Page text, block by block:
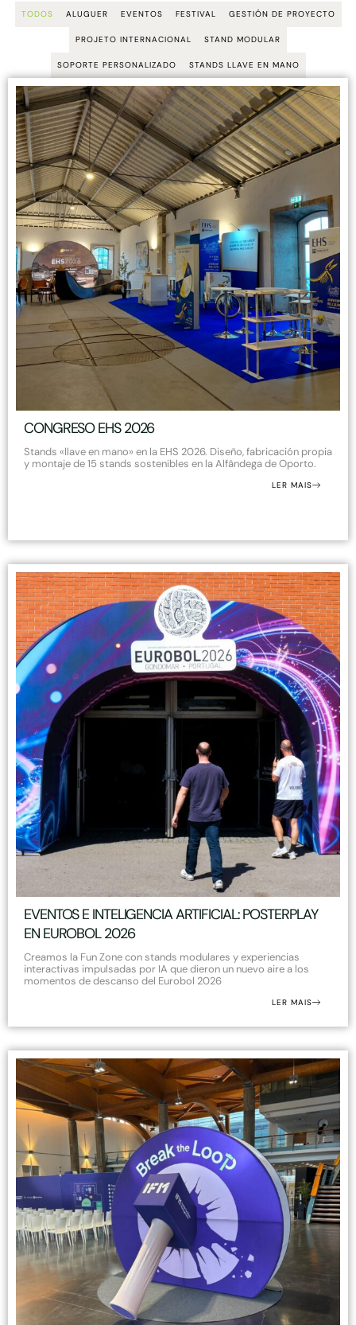
ALUGUER EVENTOS FESTIVAL GESTIÓN DE PROYECTO
PROJETO INTERNACIONAL STAND MODULAR
SOPORTE PERSONALIZADO STANDS LLAVE EN MANO
TODOS
CONGRESO EHS 2026
Stands «llave en mano» en la EHS 2026. Diseño, fabricación propia
y montaje de 15 stands sostenibles en la Alfândega de Oporto.
LER MAIS
EVENTOS E INTELIGENCIA ARTIFICIAL: POSTERPLAY
EN EUROBOL 2026
Creamos la Fun Zone con stands modulares y experiencias
interactivas impulsadas por IA que dieron un nuevo aire a los
momentos de descanso del Eurobol 2026
LER MAIS